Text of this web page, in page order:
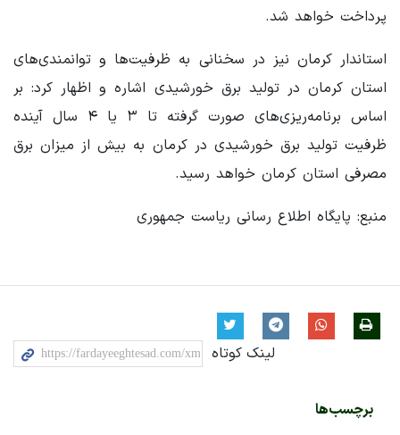
پرداخت خواهد شد.
استاندار کرمان نیز در سخنانی به ظرفیت‌ها و توانمندی‌های
استان کرمان در تولید برق خورشیدی اشاره و اظهار کرد: بر
اساس برنامه‌ریزی‌های صورت گرفته تا ۳ یا ۴ سال آینده
ظرفیت تولید برق خورشیدی در کرمان به بیش از میزان برق
مصرفی استان کرمان خواهد رسید.
منبع: پایگاه اطلاع رسانی ریاست جمهوری
لینک کوتاه
برچسب‌ها